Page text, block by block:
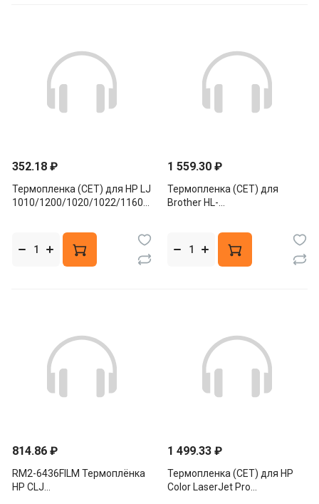
352.18 ₽
Термопленка (CET) для HP LJ
1010/1200/1020/1022/1160/1320/P1006/P2015,
1 559.30 ₽
Термопленка (CET) для
Brother HL-
02815
814.86 ₽
RM2-6436FILM Термоплёнка
HP CLJ
1 499.33 ₽
Термопленка (CET) для HP
Color LaserJet Pro